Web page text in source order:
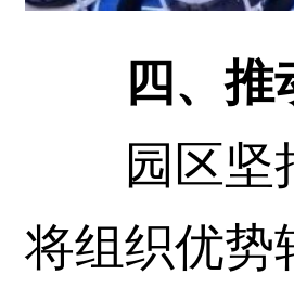
四、推动
园区坚持
将组织优势